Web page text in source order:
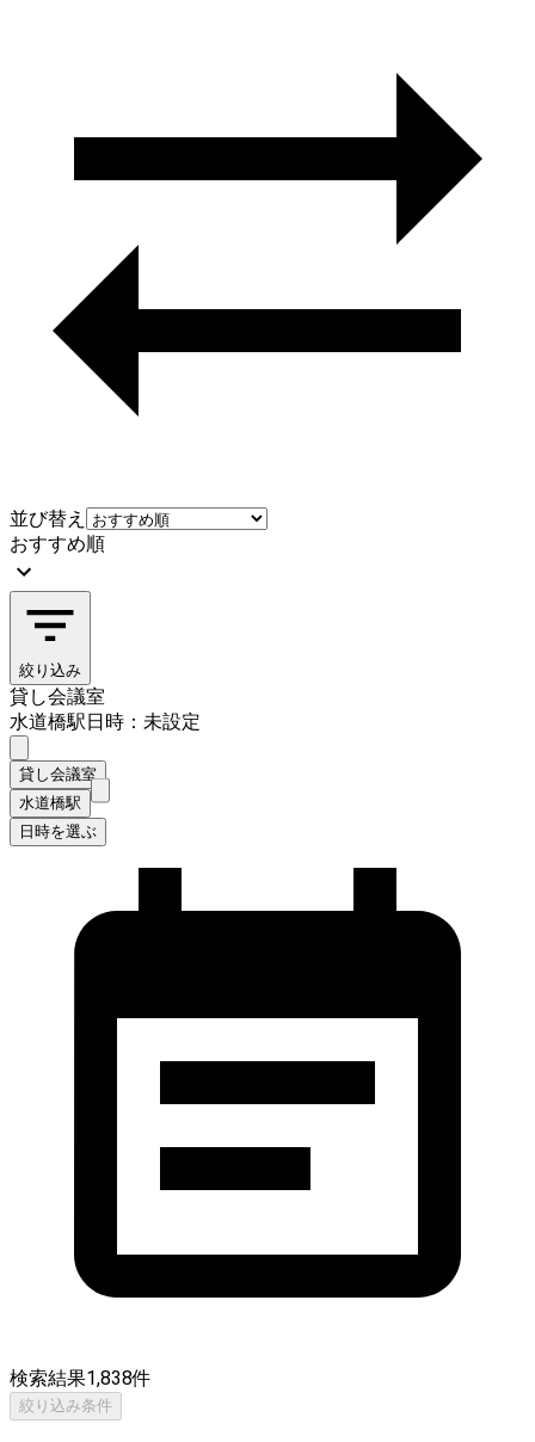
並び替え
おすすめ順
絞り込み
貸し会議室
水道橋駅日時：未設定
貸し会議室
水道橋駅
日時を選ぶ
検索結果1,838件
絞り込み条件